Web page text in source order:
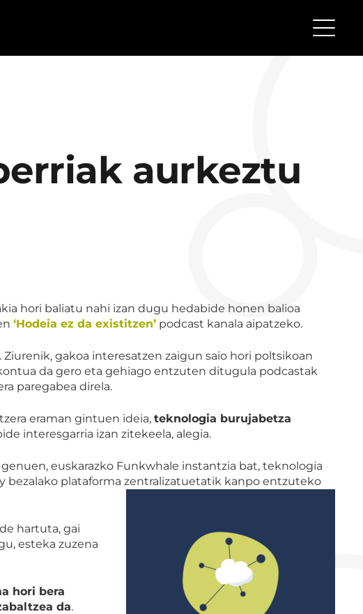
aurkeztu
hori baliatu nahi izan dugu hedabide honen balioa
‘Hodeia ez da existitzen’ podcast kanala aipatzeko.
gakoa interesatzen zaigun saio hori poltsikoan
da gero eta gehiago entzuten ditugula podcastak
paregabea direla.
eraman gintuen ideia, teknologia burujabetza
interesgarria izan zitekeela, alegia.
euskarazko Funkwhale instantzia bat, teknologia
bezalako plataforma zentralizatuetatik kanpo entzuteko
hartuta, gai
esteka zuzena
hori bera
da.